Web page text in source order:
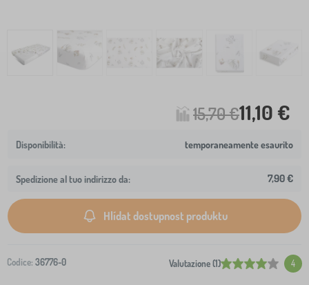
15,70 €11,10 €
temporaneamente esaurito
Spedizione al tuo indirizzo da: 7,90 €
Hlídat dostupnost produktu
Codice: 36776-0 Valutazione (1) 4